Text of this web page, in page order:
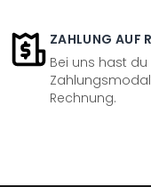
ZAHLUNG AUF
Bei uns hast
Rechnung.